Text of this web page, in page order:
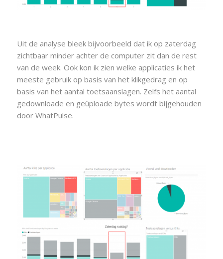
Uit de analyse bleek bijvoorbeeld dat ik op zaterdag
zichtbaar minder achter de computer zit dan de rest
van de week. Ook kon ik zien welke applicaties ik het
meeste gebruik op basis van het klikgedrag en op
basis van het aantal toetsaanslagen. Zelfs het aantal
gedownloade en geüploade bytes wordt bijgehouden
door WhatPulse.